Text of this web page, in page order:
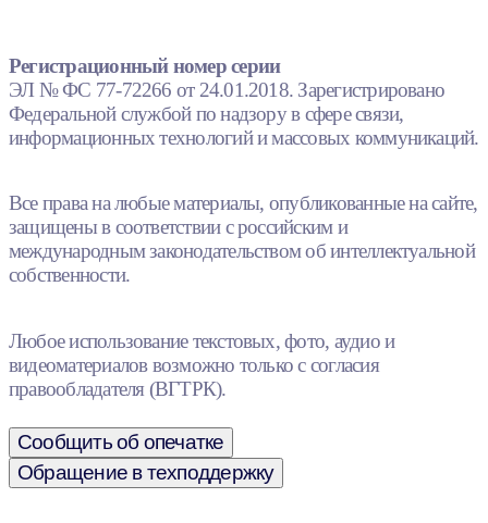
Регистрационный номер серии
ЭЛ № ФС 77-72266 от 24.01.2018. Зарегистрировано
Федеральной службой по надзору в сфере связи,
информационных технологий и массовых коммуникаций.
Все права на любые материалы, опубликованные на сайте,
защищены в соответствии с российским и
международным законодательством об интеллектуальной
собственности.
Любое использование текстовых, фото, аудио и
видеоматериалов возможно только с согласия
правообладателя (ВГТРК).
Сообщить об опечатке
Обращение в техподдержку